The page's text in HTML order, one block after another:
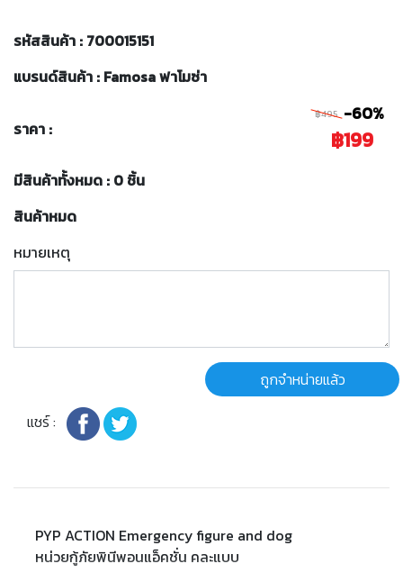
รหัสสินค้า : 700015151
แบรนด์สินค้า : Famosa ฟาโมซ่า
ราคา :
฿495 -60%
฿199
มีสินค้าทั้งหมด : 0 ชิ้น
สินค้าหมด
หมายเหตุ
ถูกจำหน่ายแล้ว
แชร์ :
PYP ACTION Emergency figure and dog
หน่วยกู้ภัยพินีพอนแอ็คชั่น คละแบบ